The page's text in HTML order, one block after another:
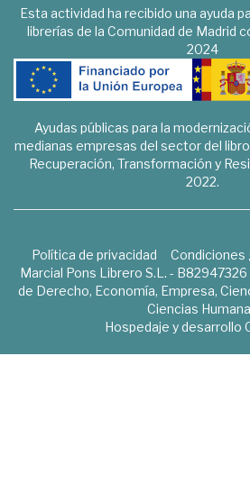
Esta actividad ha recibido una ayuda
librerías de la Comunidad de Madrid
2024
Ayudas públicas para la
medianas empresas del sector del
Recuperación, Transformación y
2022.
Política de privacidad Condiciones
Marcial Pons Librero S.L. -
de Derecho, Economía, Empresa,
Ciencias
Hospedaje y desarrollo